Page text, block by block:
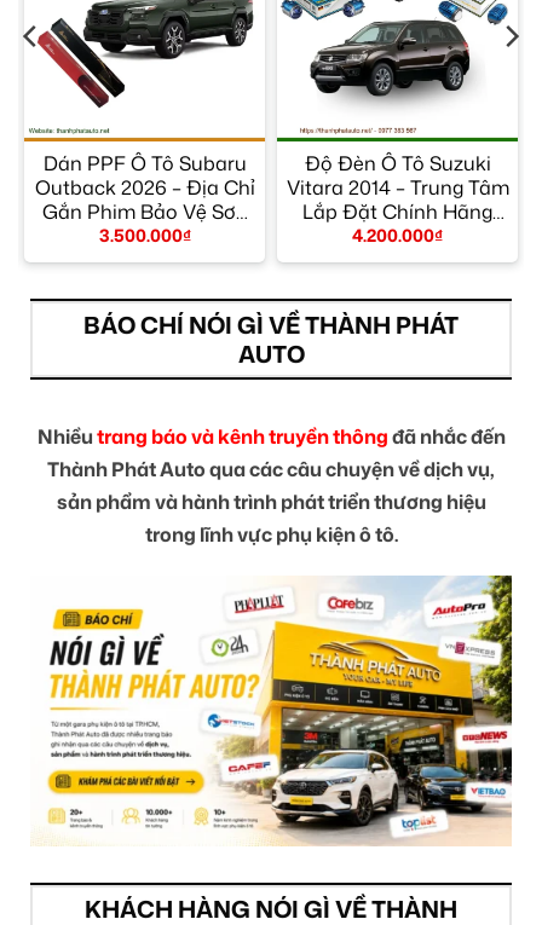
Dán PPF Ô Tô Subaru
Outback 2026 – Địa Chỉ
Gắn Phim Bảo Vệ Sơn
Uy Tín TPHCM
3.500.000₫
Độ Đèn Ô Tô Suzuki
Vitara 2014 – Trung Tâm
Lắp Đặt Chính Hãng
TPHCM
4.200.000₫
BÁO CHÍ NÓI GÌ VỀ THÀNH PHÁT
AUTO
Nhiềutrang báo và kênh truyền thôngđã nhắc đến
Thành Phát Auto qua các câu chuyện về dịch vụ,
sản phẩm và hành trình phát triển thương hiệu
trong lĩnh vực phụ kiện ô tô.
KHÁCH HÀNG NÓI GÌ VỀ THÀNH